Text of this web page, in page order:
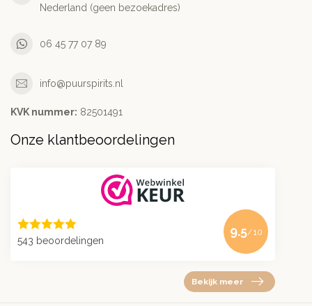
Nederland (geen bezoekadres)
06 45 77 07 89
info@puurspirits.nl
KVK nummer: 82501491
Onze klantbeoordelingen
543 beoordelingen
9.5/10
Bekijk meer